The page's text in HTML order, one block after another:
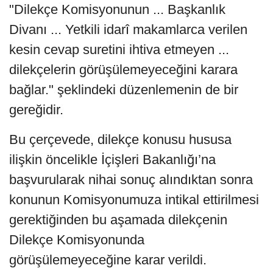
"Dilekçe Komisyonunun ... Başkanlık
Divanı ... Yetkili idarî makamlarca verilen
kesin cevap suretini ihtiva etmeyen ...
dilekçelerin görüşülemeyeceğini karara
bağlar." şeklindeki düzenlemenin de bir
gereğidir.
Bu çerçevede, dilekçe konusu hususa
ilişkin öncelikle İçişleri Bakanlığı’na
başvurularak nihai sonuç alındıktan sonra
konunun Komisyonumuza intikal ettirilmesi
gerektiğinden bu aşamada dilekçenin
Dilekçe Komisyonunda
görüşülemeyeceğine karar verildi.